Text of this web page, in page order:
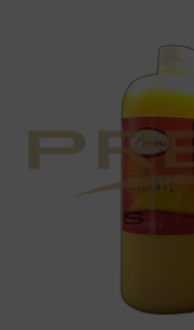
0.6%
1